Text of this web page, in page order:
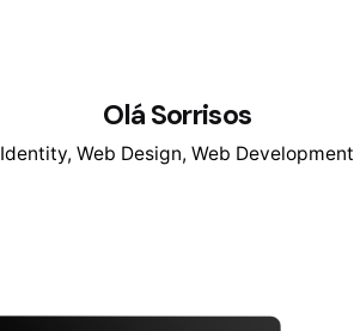
Olá Sorrisos
Identity Web Design Web Development